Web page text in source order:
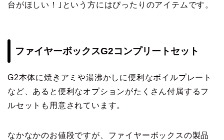
台がほしい！｣という方にはぴったりのアイテムです。
ファイヤーボックスG2コンプリートセット
G2本体に焼きアミや湯沸かしに便利なボイルプレート
など、あると便利なオプションがたくさん付属するフ
ルセットも用意されています。
なかなかのお値段ですが、ファイヤーボックスの製品